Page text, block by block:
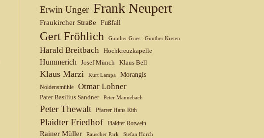
Erwin Unger Frank Neupert
Fraukircher Straße Fußfall
Gert Fröhlich Günther Gries Günther Kreten
Harald Breitbach Hochkreuzkapelle
Hummerich Josef Münch Klaus Bell
Klaus Marzi Kurt Lampa Morangis
Noldensmühle Otmar Lohner
Pater Basilius Sandner Peter Mannebach
Peter Thewalt Pfarrer Hans Rith
Plaidter Friedhof Plaidter Rotwein
Rainer Müller Rauscher Park Stefan Horch